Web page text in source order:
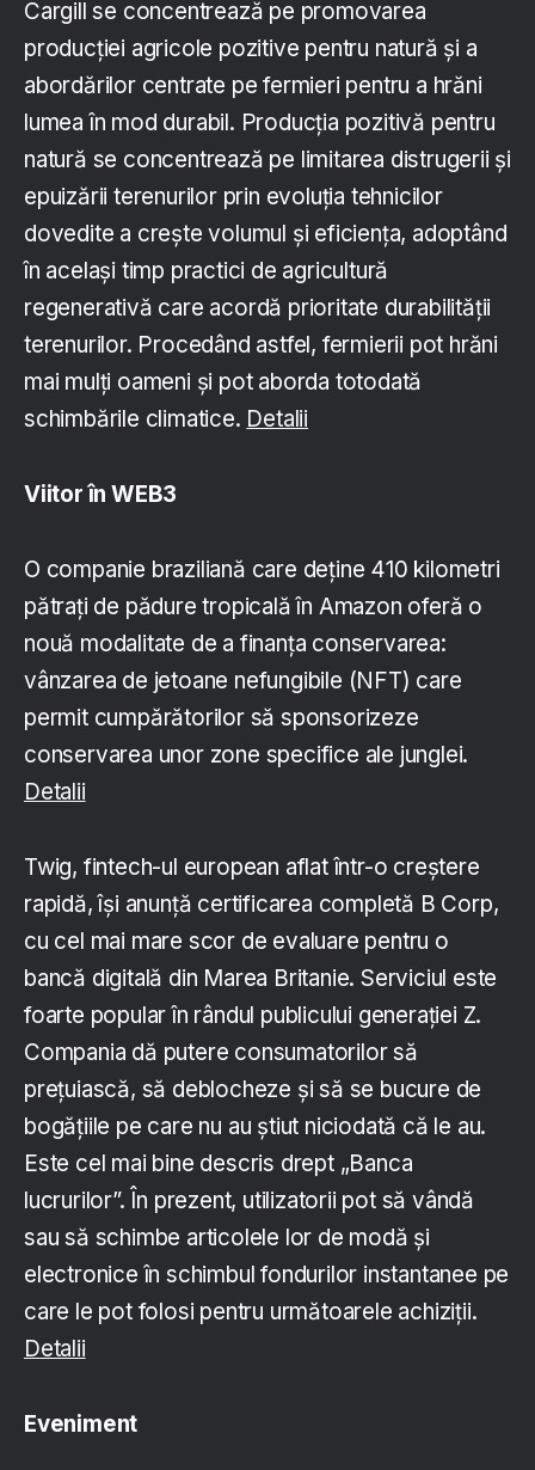
Cargill se concentrează pe promovarea
producției agricole pozitive pentru natură și a
abordărilor centrate pe fermieri pentru a hrăni
lumea în mod durabil. Producția pozitivă pentru
natură se concentrează pe limitarea distrugerii și
epuizării terenurilor prin evoluția tehnicilor
dovedite a crește volumul și eficiența, adoptând
în același timp practici de agricultură
regenerativă care acordă prioritate durabilității
terenurilor. Procedând astfel, fermierii pot hrăni
mai mulți oameni și pot aborda totodată
schimbările climatice. Detalii
Viitor în WEB3
O companie braziliană care deține 410 kilometri
pătrați de pădure tropicală în Amazon oferă o
nouă modalitate de a finanța conservarea:
vânzarea de jetoane nefungibile (NFT) care
permit cumpărătorilor să sponsorizeze
conservarea unor zone specifice ale junglei.
Detalii
Twig, fintech-ul european aflat într-o creștere
rapidă, își anunță certificarea completă B Corp,
cu cel mai mare scor de evaluare pentru o
bancă digitală din Marea Britanie. Serviciul este
foarte popular în rândul publicului generației Z.
Compania dă putere consumatorilor să
prețuiască, să deblocheze și să se bucure de
bogățiile pe care nu au știut niciodată că le au.
Este cel mai bine descris drept „Banca
lucrurilor”. În prezent, utilizatorii pot să vândă
sau să schimbe articolele lor de modă și
electronice în schimbul fondurilor instantanee pe
care le pot folosi pentru următoarele achiziții.
Detalii
Eveniment